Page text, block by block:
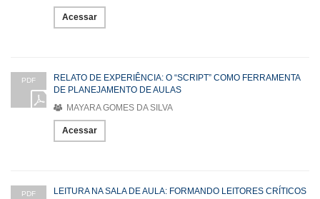
Acessar
PDF
RELATO DE EXPERIÊNCIA: O “SCRIPT” COMO FERRAMENTA
DE PLANEJAMENTO DE AULAS
MAYARA GOMES DA SILVA
Acessar
PDF
LEITURA NA SALA DE AULA: FORMANDO LEITORES CRÍTICOS